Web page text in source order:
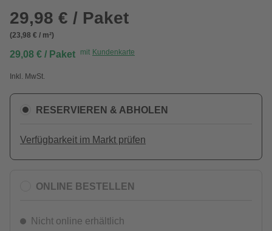
29,98 € / Paket
(23,98 € / m²)
29,08 € / Paket mit Kundenkarte
Inkl. MwSt.
RESERVIEREN & ABHOLEN
Verfügbarkeit im Markt prüfen
ONLINE BESTELLEN
Nicht online erhältlich